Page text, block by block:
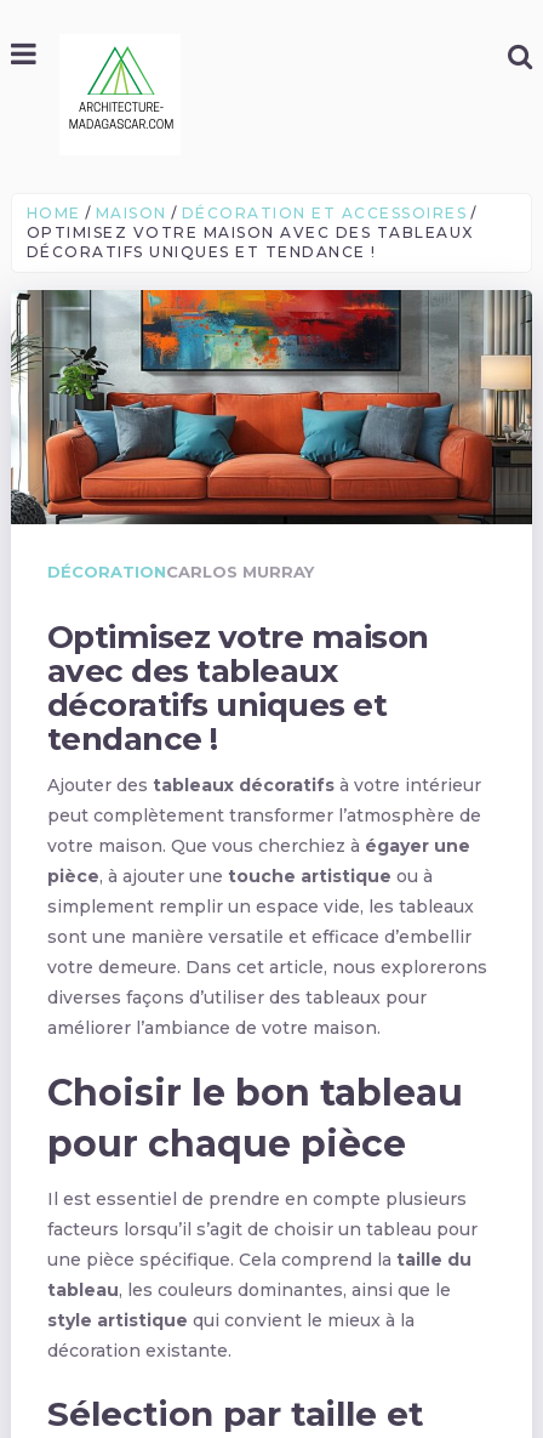
HOME MAISON
DÉCORATION ET ACCESSOIRES
OPTIMISEZ VOTRE MAISON AVEC DES TABLEAUX
DÉCORATIFS UNIQUES ET TENDANCE !
DÉCORATIONCARLOS MURRAY
Optimisez votre maison
avec des tableaux
décoratifs uniques et
tendance !
Ajouter des tableaux décoratifsà votre intérieur
peut complètement transformer l’atmosphère de
votre maison. Que vous cherchiez à égayer une
pièce, à ajouter une touche artistique ou à
simplement remplir un espace vide, les tableaux
sont une manière versatile et efficace d’embellir
votre demeure. Dans cet article, nous explorerons
diverses façons d’utiliser des tableaux pour
améliorer l’ambiance de votre maison.
Choisir le bon tableau
pour chaque pièce
Il est essentiel de prendre en compte plusieurs
facteurs lorsqu’il s’agit de choisir un tableau pour
une pièce spécifique. Cela comprend la taille du
tableau, les couleurs dominantes, ainsi que le
style artistique qui convient le mieux à la
décoration existante.
Sélection par taille et